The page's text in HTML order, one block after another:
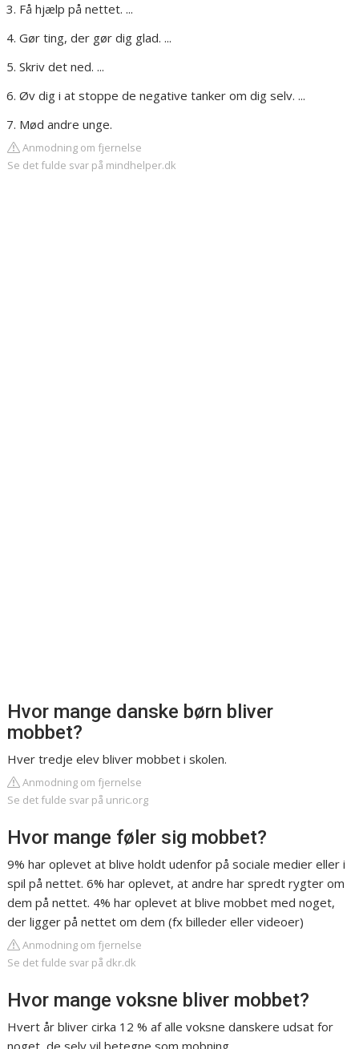
Få hjælp på nettet. ...
Gør ting, der gør dig glad. ...
Skriv det ned. ...
Øv dig i at stoppe de negative tanker om dig selv. ...
Mød andre unge.
Anmodning om fjernelse
Se det fulde svar på mindhelper.dk
Hvor mange danske børn bliver
mobbet?
Hver tredje elev bliver mobbet i skolen.
Anmodning om fjernelse
Se det fulde svar på unric.org
Hvor mange føler sig mobbet?
9% har oplevet at blive holdt udenfor på sociale medier eller i
spil på nettet. 6% har oplevet, at andre har spredt rygter om
dem på nettet. 4% har oplevet at blive mobbet med noget,
der ligger på nettet om dem (fx billeder eller videoer)
Anmodning om fjernelse
Se det fulde svar på dkr.dk
Hvor mange voksne bliver mobbet?
Hvert år bliver cirka 12 % af alle voksne danskere udsat for